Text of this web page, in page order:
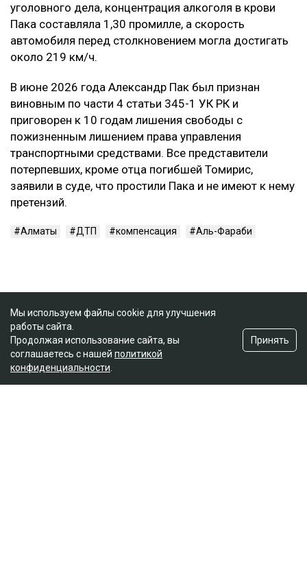
уголовного дела, концентрация алкоголя в крови
Пака составляла 1,30 промилле, а скорость
автомобиля перед столкновением могла достигать
около 219 км/ч.
В июне 2026 года Александр Пак был признан
виновным по части 4 статьи 345-1 УК РК и
приговорен к 10 годам лишения свободы с
пожизненным лишением права управления
транспортными средствами. Все представители
потерпевших, кроме отца погибшей Томирис,
заявили в суде, что простили Пака и не имеют к нему
претензий.
Алматы ДТП компенсация Аль-Фараби
Мы используем файлы cookie для улучшения
работы сайта.
Продолжая использование сайта, вы
соглашаетесь с нашей политикой
конфиденциальности
Принять